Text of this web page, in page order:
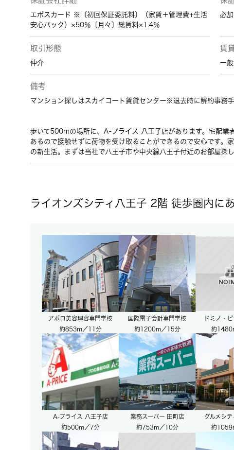
エポスカード ※〔初回保証委託料〕（家賃＋管理費+生活
安心パック）×50％〔月々〕総賃料×1.4％
必加
取引形態
仲介
賃
一
備考
マンション探しはスカイコート賃貸センター※退去時に解約事務
歩いて500mの場所に、A-プライス 八王子店があります。宅配業
あるので接触せずに荷物を受け取ることができるので安心です。
の新生活。まずは当社で八王子市や中央線八王子付近のお部屋探
ライオンズシティ八王子 2階 徒歩圏内に
アポロ美容理容専門学校
約853m／11分
国際電子会計専門学校
約1200m／15分
ドミノ・
約
A-プライス 八王子店
約500m／7分
業務スーパー 田町店
約753m／10分
グルメシ
約